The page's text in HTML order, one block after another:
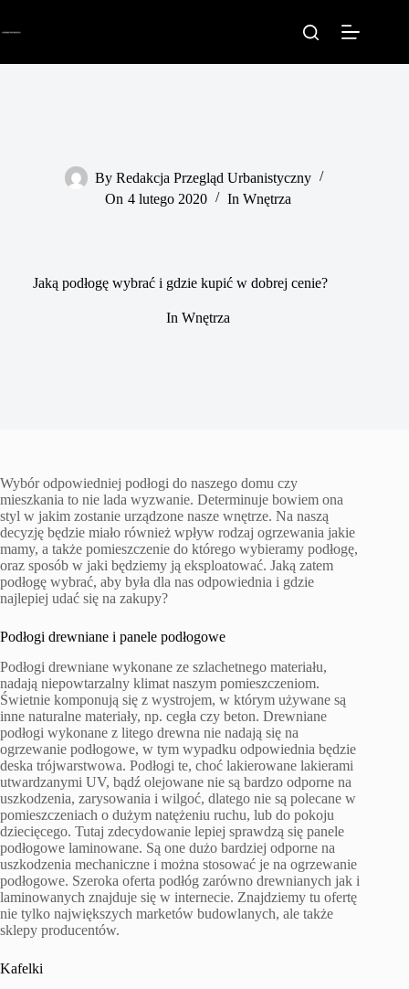
By Redakcja Przegląd Urbanistyczny
On 4 lutego 2020 In Wnętrza
Jaką podłogę wybrać i gdzie kupić w dobrej cenie?
In Wnętrza
Wybór odpowiedniej podłogi do naszego domu czy
mieszkania to nie lada wyzwanie. Determinuje bowiem ona
styl w jakim zostanie urządzone nasze wnętrze. Na naszą
decyzję będzie miało również wpływ rodzaj ogrzewania jakie
mamy, a także pomieszczenie do którego wybieramy podłogę,
oraz sposób w jaki będziemy ją eksploatować. Jaką zatem
podłogę wybrać, aby była dla nas odpowiednia i gdzie
najlepiej udać się na zakupy?
Podłogi drewniane i panele podłogowe
Podłogi drewniane wykonane ze szlachetnego materiału,
nadają niepowtarzalny klimat naszym pomieszczeniom.
Świetnie komponują się z wystrojem, w którym używane są
inne naturalne materiały, np. cegła czy beton. Drewniane
podłogi wykonane z litego drewna nie nadają się na
ogrzewanie podłogowe, w tym wypadku odpowiednia będzie
deska trójwarstwowa. Podłogi te, choć lakierowane lakierami
utwardzanymi UV, bądź olejowane nie są bardzo odporne na
uszkodzenia, zarysowania i wilgoć, dlatego nie są polecane w
pomieszczeniach o dużym natężeniu ruchu, lub do pokoju
dziecięcego. Tutaj zdecydowanie lepiej sprawdzą się panele
podłogowe laminowane. Są one dużo bardziej odporne na
uszkodzenia mechaniczne i można stosować je na ogrzewanie
podłogowe. Szeroka oferta podłóg zarówno drewnianych jak i
laminowanych znajduje się w internecie. Znajdziemy tu ofertę
nie tylko największych marketów budowlanych, ale także
sklepy producentów.
Kafelki